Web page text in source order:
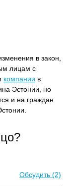
в закон,
лицам с
компании в
Эстонии, но
и на граждан
Обсудить (2)